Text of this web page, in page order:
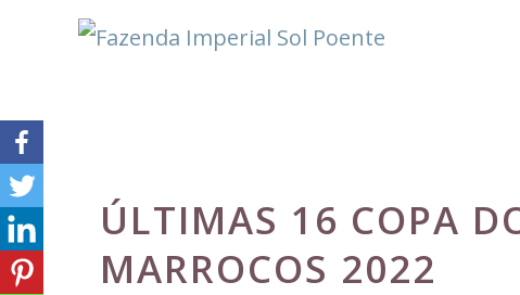
conteúdo
ÚLTIMAS 16 COPA
MARROCOS 2022